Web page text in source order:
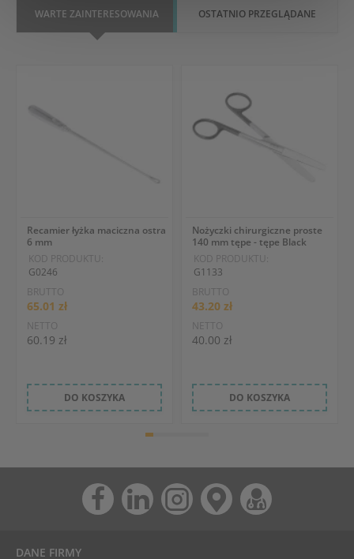
WARTE ZAINTERESOWANIA OSTATNIO PRZEGLĄDANE
Recamier łyżka maciczna ostra
6 mm
KOD PRODUKTU:
G0246
BRUTTO
65.01 zł
NETTO
60.19 zł
DO KOSZYKA
Nożyczki chirurgiczne proste
140 mm tępe - tępe Black
KOD PRODUKTU:
G1133
BRUTTO
43.20 zł
NETTO
40.00 zł
DO KOSZYKA
DANE FIRMY